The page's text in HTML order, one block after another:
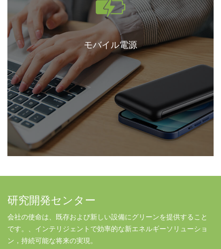
モバイル電源
研究開発センター
会社の使命は、既存および新しい設備にグリーンを提供すること
です。、インテリジェントで効率的な新エネルギーソリューショ
ン，持続可能な将来の実現。